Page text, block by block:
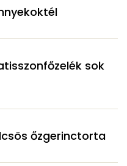
sok
őzgerinctorta